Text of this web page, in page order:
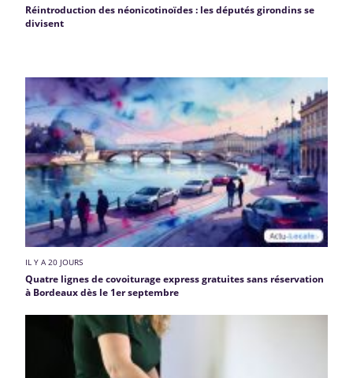
Réintroduction des néonicotinoïdes : les députés girondins se
divisent
IL Y A 20 JOURS
Quatre lignes de covoiturage express gratuites sans réservation
à Bordeaux dès le 1er septembre